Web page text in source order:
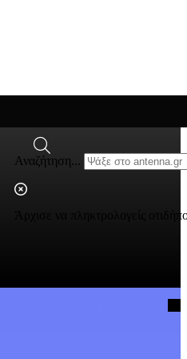
Αναζήτηση...
Άρχισε να πληκτρολογείς